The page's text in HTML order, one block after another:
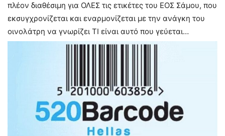
πλέον διαθέσιμη για ΟΛΕΣ τις ετικέτες του ΕΟΣ Σάμου, που
εκσυγχρονίζεται και εναρμονίζεται με την ανάγκη του
οινολάτρη να γνωρίζει ΤΙ είναι αυτό που γεύεται…